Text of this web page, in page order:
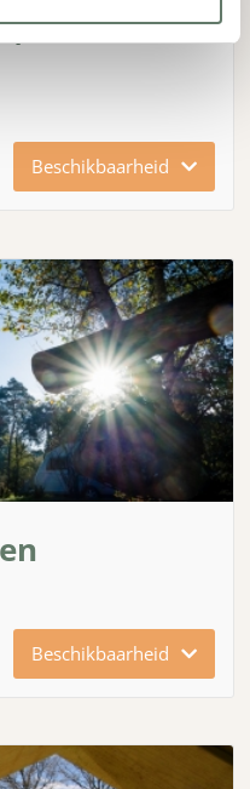
(midweek
Beschikbaarheid
Beschikbaarheid